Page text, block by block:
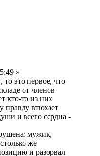
»
то это первое, что
от членов
кто-то из них
правду втюхает
и всего сердца -
мужик,
же
и разорвал